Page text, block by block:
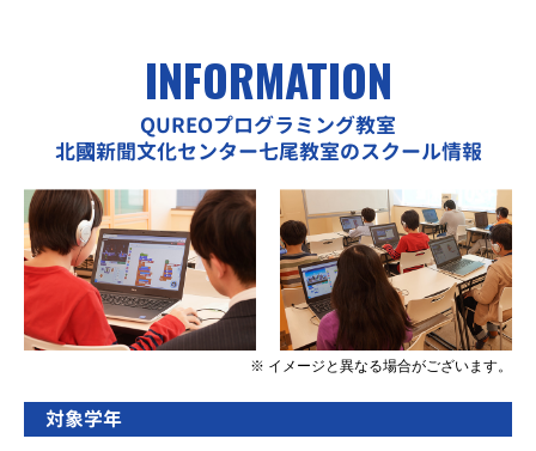
INFORMATION
QUREOプログラミング教室
北國新聞文化センター七尾教室のスクール情報
※ イメージと異なる場合がございます。
対象学年